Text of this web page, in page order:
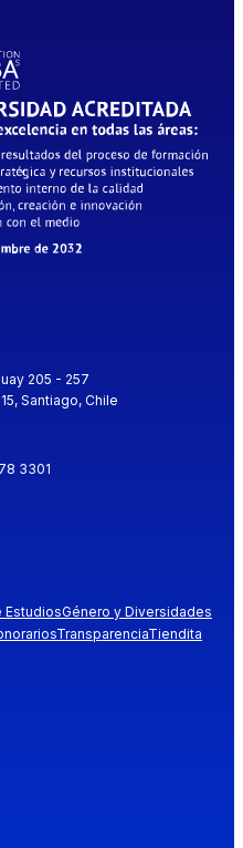
205 - 257
Santiago, Chile
3301
EstudiosGénero y Diversidades
TransparenciaTiendita